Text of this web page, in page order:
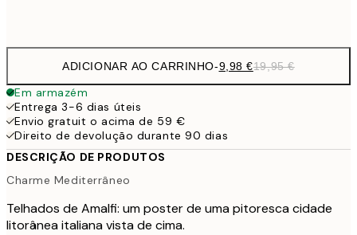
ADICIONAR AO CARRINHO-9,98 €19,95 €
Em armazém
Entrega 3-6 dias úteis
Envio gratuit o acima de 59 €
Direito de devolução durante 90 dias
DESCRIÇÃO DE PRODUTOS
Charme Mediterrâneo
Telhados de Amalfi: um poster de uma pitoresca cidade
litorânea italiana vista de cima.